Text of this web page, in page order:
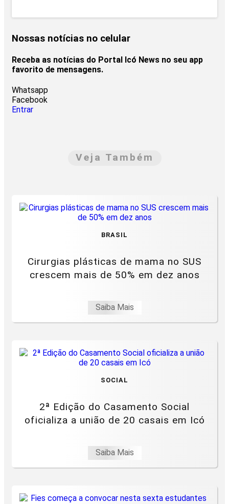
Nossas notícias no celular
Receba as notícias do Portal Icó News no seu app
favorito de mensagens.
Whatsapp
Facebook
Entrar
Veja Também
BRASIL
Cirurgias plásticas de mama no SUS
crescem mais de 50% em dez anos
Saiba Mais
SOCIAL
2ª Edição do Casamento Social
oficializa a união de 20 casais em Icó
Saiba Mais